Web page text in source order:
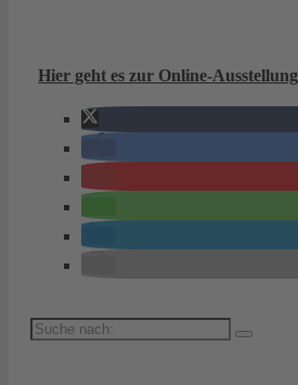
Hier geht es zur Online-Ausstellung
Suche